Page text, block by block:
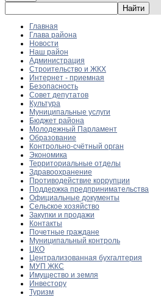
Главная
Глава района
Новости
Наш район
Администрация
Строительство и ЖКХ
Интернет - приемная
Безопасность
Совет депутатов
Культура
Муниципальные услуги
Бюджет района
Молодежный Парламент
Образование
Контрольно-счётный орган
Экономика
Территориальные отделы
Здравоохранение
Противодействие коррупции
Поддержка предпринимательства
Официальные документы
Сельское хозяйство
Закупки и продажи
Контакты
Почетные граждане
Муниципальный контроль
ЦКО
Централизованная бухгалтерия
МУП ЖКС
Имущество и земля
Инвестору
Туризм